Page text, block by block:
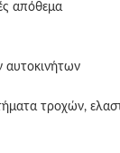
απόθεμα
αυτοκινήτων
τροχών,